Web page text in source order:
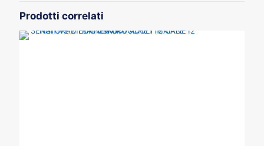
Prodotti correlati